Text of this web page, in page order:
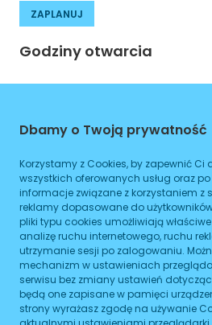
ZAPLANUJ
Godziny otwarcia
Wtorek
Czwartek
Piątek
Sobota
Niedziela
Dbamy o Twoją prywatność
Korzystamy z Cookies, by zapewnić
wszystkich oferowanych usług oraz
informacje związane z korzystaniem z
reklamy dopasowane do
pliki typu cookies umożliwiają
analizę ruchu internetowego, ruchu
utrzymanie sesji po zalogowaniu.
mechanizm w ustawieniach
serwisu bez zmiany ustawień
będą one zapisane w pamięci
strony wyrażasz zgodę na używanie